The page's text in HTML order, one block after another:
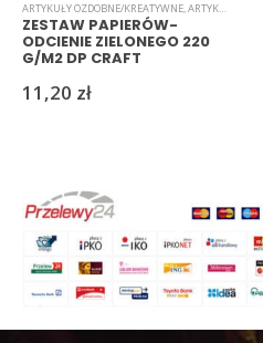
ARTYKUŁY OZDOBNE/KREATYWNE,ARTYKUŁY SZKOLNE I BIUROWE
ZESTAW PAPIERÓW-
ODCIENIE ZIELONEGO 220
G/M2 DP CRAFT
11,20 zł